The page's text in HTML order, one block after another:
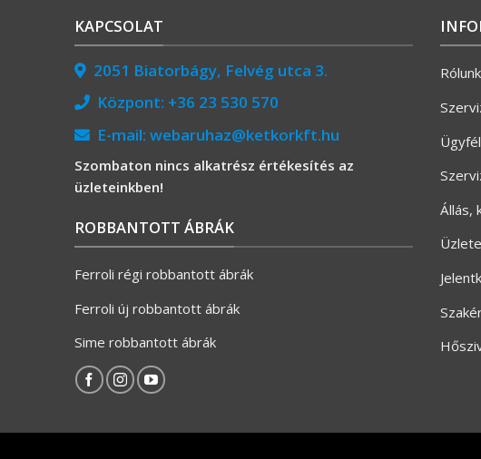
KAPCSOLAT
2051 Biatorbágy, Felvég utca 3.
Központ: +36 23 530 570
E-mail: webaruhaz@ketkorkft.hu
Szombaton nincs alkatrész értékesítés az
üzleteinkben!
ROBBANTOTT ÁBRÁK
Ferroli régi robbantott ábrák
Ferroli új robbantott ábrák
Sime robbantott ábrák
Rólunk
Állás,